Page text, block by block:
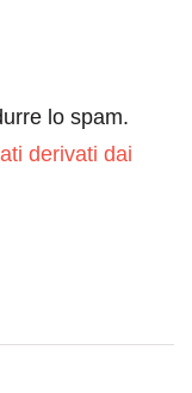
lo spam.
derivati dai